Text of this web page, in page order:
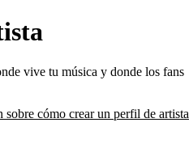
vive tu música y donde los fans
cómo crear un perfil de artista